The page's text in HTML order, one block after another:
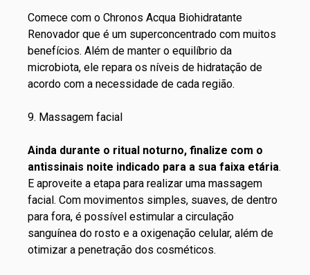
Comece com o Chronos Acqua Biohidratante
Renovador que é um superconcentrado com muitos
benefícios. Além de manter o equilíbrio da
microbiota, ele repara os níveis de hidratação de
acordo com a necessidade de cada região.
9. Massagem facial
Ainda durante o ritual noturno, finalize com o
antissinais noite indicado para a sua faixa etária.
E aproveite a etapa para realizar uma massagem
facial. Com movimentos simples, suaves, de dentro
para fora, é possível estimular a circulação
sanguínea do rosto e a oxigenação celular, além de
otimizar a penetração dos cosméticos.